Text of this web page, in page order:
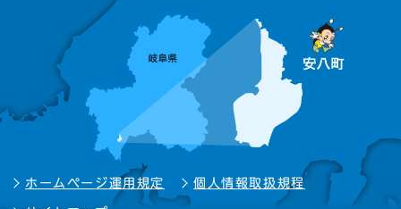
ホームページ運用規定 個人情報取扱規程